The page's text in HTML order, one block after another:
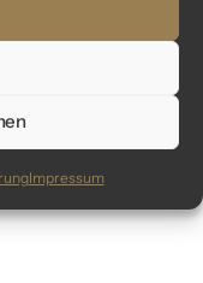
Impressum